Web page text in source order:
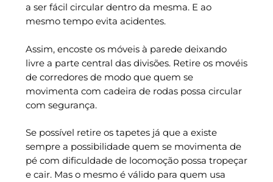
a ser fácil circular dentro da mesma. E ao
mesmo tempo evita acidentes.
Assim, encoste os móveis à parede deixando
livre a parte central das divisões. Retire os movéis
de corredores de modo que quem se
movimenta com cadeira de rodas possa circular
com segurança.
Se possível retire os tapetes já que a existe
sempre a possibilidade quem se movimenta de
pé com dificuldade de locomoção possa tropeçar
e cair. Mas o mesmo é válido para quem usa